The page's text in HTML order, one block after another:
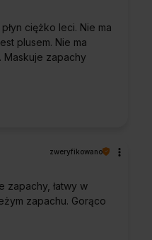
ciężko leci. Nie ma
plusem. Nie ma
Maskuje zapachy
zweryfikowano
zapachy, łatwy w
zapachu. Gorąco